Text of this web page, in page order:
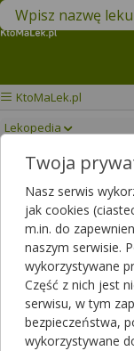
Znajdź lek w swojej
KtoMaLek.pl
Lekopedia
JUNIOR
Twoja
Nasz serwis
jak cookies
m.in. do
naszym serwisie.
wykorzystywane
Część z nich jest
serwisu, w tym
bezpieczeństwa,
wykorzystywane